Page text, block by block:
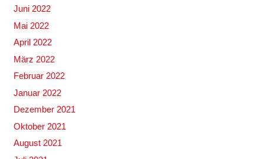
Juni 2022
Mai 2022
April 2022
März 2022
Februar 2022
Januar 2022
Dezember 2021
Oktober 2021
August 2021